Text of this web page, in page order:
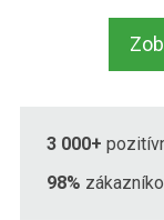
3 000+
98%